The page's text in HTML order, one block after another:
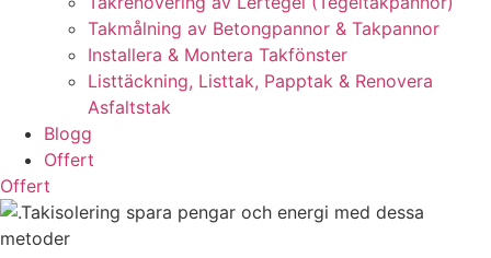
Takmålning av Betongpannor & Takpannor
Installera & Montera Takfönster
Listtäckning, Listtak, Papptak & Renovera
Asfaltstak
Blogg
Offert
Offert